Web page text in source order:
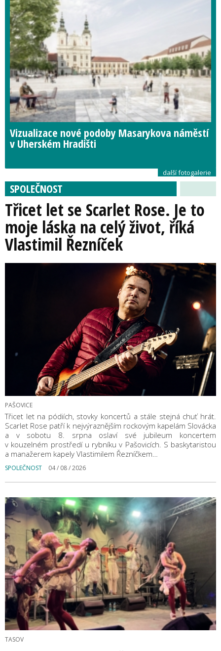
Vizualizace nové podoby Masarykova náměstí
v Uherském Hradišti
další fotogalerie
SPOLEČNOST
Třicet let se Scarlet Rose. Je to
moje láska na celý život, říká
Vlastimil Řezníček
PAŠOVICE
Třicet let na pódiích, stovky koncertů a stále stejná chuť hrát.
Scarlet Rose patří k nejvýraznějším rockovým kapelám Slovácka
a v sobotu 8. srpna oslaví své jubileum koncertem
v kouzelném prostředí u rybníku v Pašovicích. S baskytaristou
a manažerem kapely Vlastimilem Řezníčkem…
SPOLEČNOST 04 / 08 / 2026
TASOV